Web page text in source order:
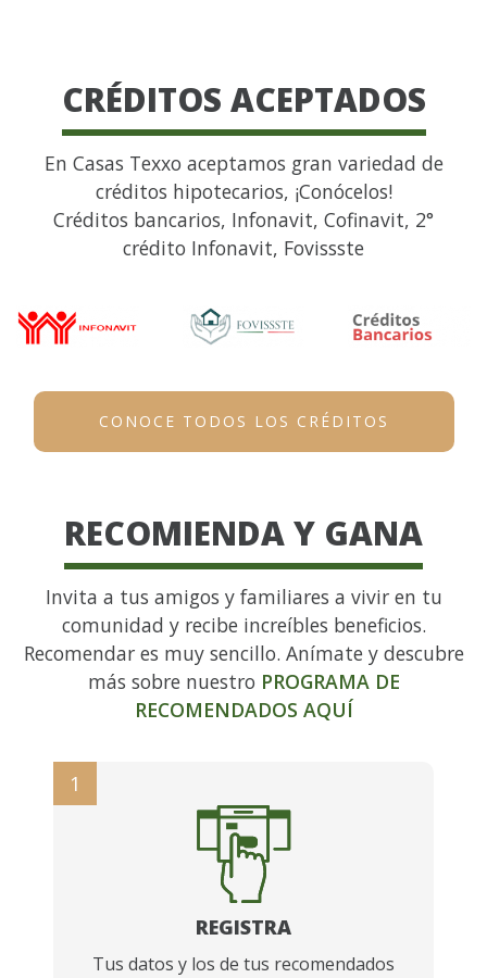
CRÉDITOS ACEPTADOS
En Casas Texxo aceptamos gran variedad de
créditos hipotecarios, ¡Conócelos!
Créditos bancarios, Infonavit, Cofinavit, 2°
crédito Infonavit, Fovissste
CONOCE TODOS LOS CRÉDITOS
RECOMIENDA Y GANA
Invita a tus amigos y familiares a vivir en tu
comunidad y recibe increíbles beneficios.
Recomendar es muy sencillo. Anímate y descubre
más sobre nuestro PROGRAMA DE
RECOMENDADOS AQUÍ
1
REGISTRA
Tus datos y los de tus recomendados